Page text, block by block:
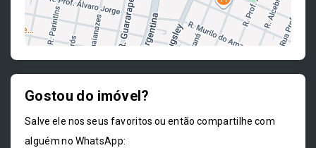
Gostou do imóvel?
Salve ele nos seus favoritos ou então compartilhe com
alguém no WhatsApp: